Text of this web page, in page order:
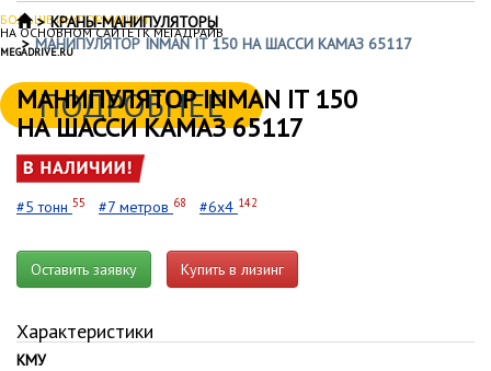
БОЛЬШЕ ИНФОРМАЦИИ
НА ОСНОВНОМ САЙТЕ ГК МЕГАДРАЙВ
MEGADRIVE.RU
ПОДРОБНЕЕ
КРАНЫ-МАНИПУЛЯТОРЫ
МАНИПУЛЯТОР INMAN IT 150 НА ШАССИ КАМАЗ 65117
МАНИПУЛЯТОР INMAN IT 150
НА ШАССИ КАМАЗ 65117
#5 тонн 55 #7 метров 68 #6x4 142
Оставить заявку Купить в лизинг
Характеристики
КМУ